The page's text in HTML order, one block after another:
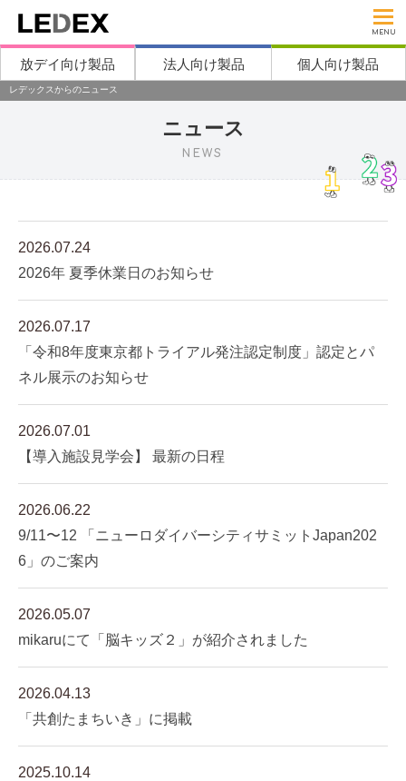
MENU
放デイ向け製品 法人向け製品 個人向け製品
レデックスからのニュース
ニュース
NEWS
2026.07.24
2026年 夏季休業日のお知らせ
2026.07.17
「令和8年度東京都トライアル発注認定制度」認定とパ
ネル展示のお知らせ
2026.07.01
【導入施設見学会】 最新の日程
2026.06.22
9/11〜12 「ニューロダイバーシティサミットJapan202
6」のご案内
2026.05.07
mikaruにて「脳キッズ２」が紹介されました
2026.04.13
「共創たまちいき」に掲載
2025.10.14